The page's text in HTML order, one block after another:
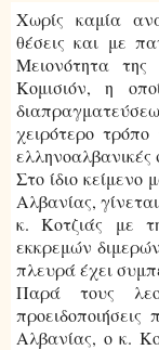
Χωρίς καμία
θέσεις και με
Μειονότητα της
Κομισιόν, η
χειρότερο τρόπο
ελληνοαλβανικές
Στο ίδιο κείμενο
Αλβανίας,
κ. Κοτζιάς με
εκκρεμών
πλευρά έχει
Παρά τους
Αλβανίας, ο κ.